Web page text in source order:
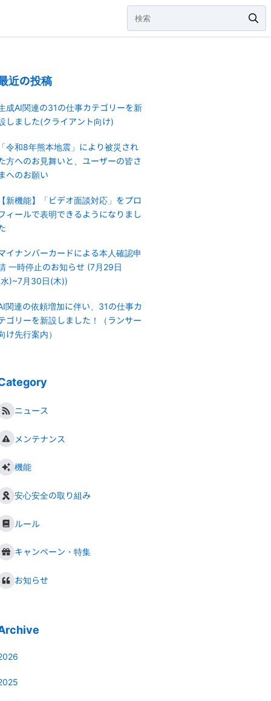
近の投稿
成AI関連の31の仕事カテゴリーを新
しました(クライアント向け)
令和8年熊本地震」により被災され
方へのお見舞いと、ユーザーの皆さ
へのお願い
新機能】「ビデオ面談対応」をプロ
ィールで表明できるようになりまし
イナンバーカードによる本人確認申
一時停止のお知らせ (7月29日
)~7月30日(木))
関連の依頼増加に伴い、31の仕事カ
ゴリーを新設しました！（ランサー
け先行案内）
ニュース
メンテナンス
機能
安心安全の取り組み
ルール
キャンペーン・特集
お知らせ